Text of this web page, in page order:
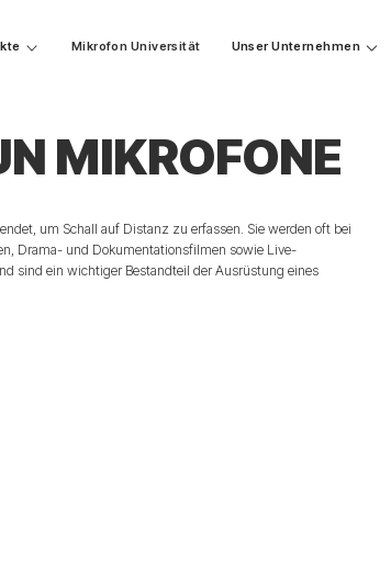
Mikrofon Universität Unser Unternehmen
MIKROFONE
um Schall auf Distanz zu erfassen. Sie werden oft bei
Drama- und Dokumentationsfilmen sowie Live-
sind ein wichtiger Bestandteil der Ausrüstung eines